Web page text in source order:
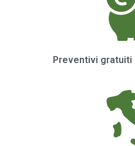
Preventivi gratuiti